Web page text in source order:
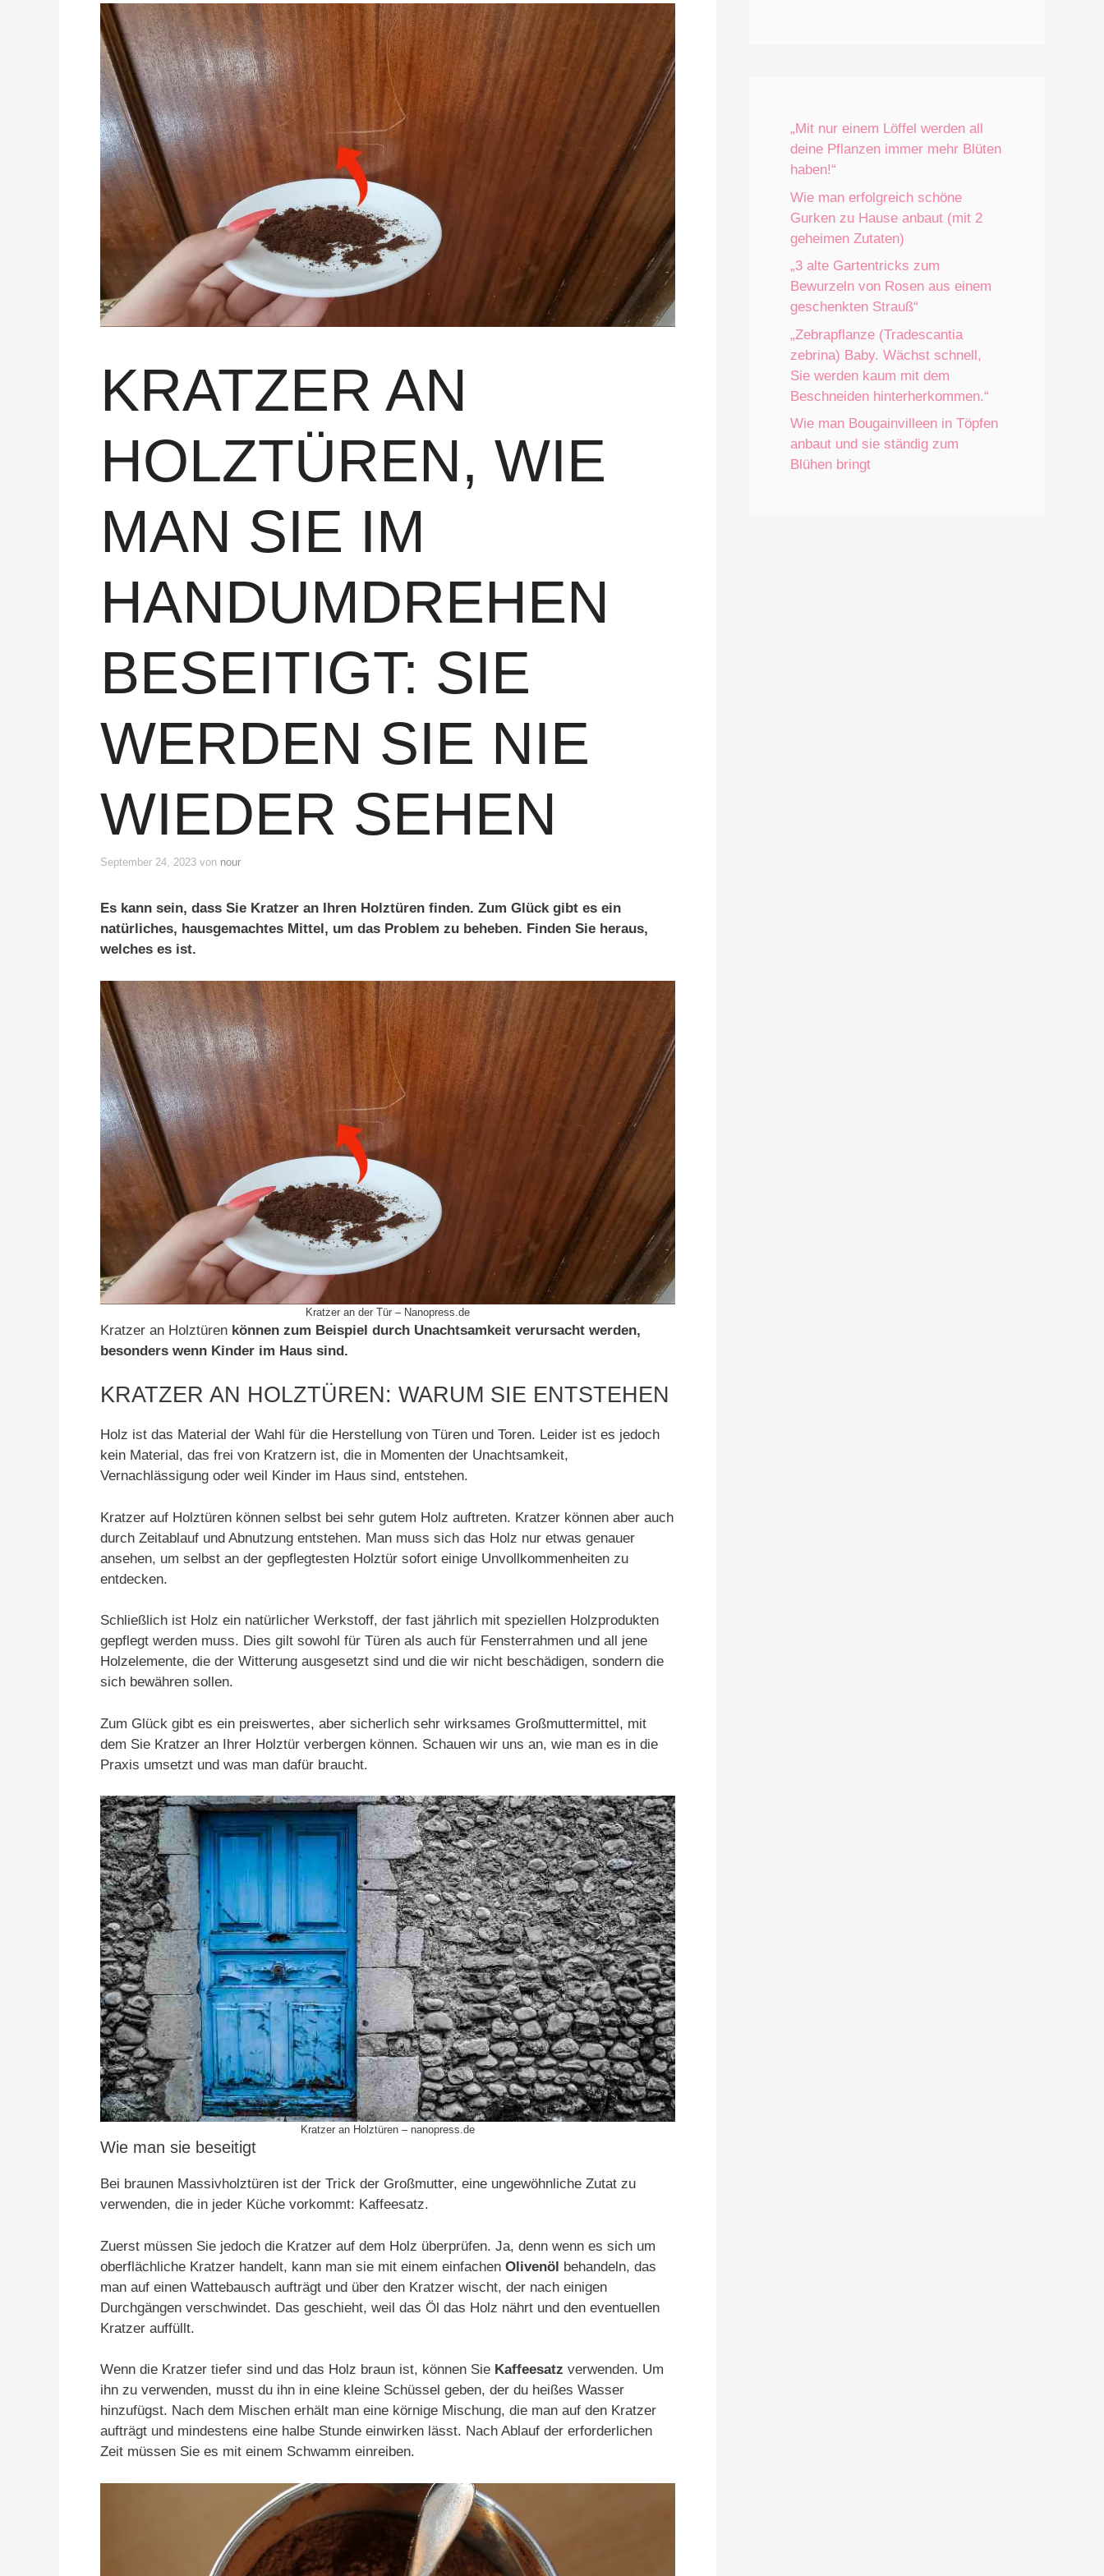
KRATZER AN
HOLZTÜREN, WIE
MAN SIE IM
HANDUMDREHEN
BESEITIGT: SIE
WERDEN SIE NIE
WIEDER SEHEN
September 24, 2023 von nour
Es kann sein, dass Sie Kratzer an Ihren Holztüren finden. Zum Glück gibt es ein
natürliches, hausgemachtes Mittel, um das Problem zu beheben. Finden Sie heraus,
welches es ist.
Kratzer an der Tür – Nanopress.de
Kratzer an Holztüren können zum Beispiel durch Unachtsamkeit verursacht werden,
besonders wenn Kinder im Haus sind.
KRATZER AN HOLZTÜREN: WARUM SIE ENTSTEHEN
Holz ist das Material der Wahl für die Herstellung von Türen und Toren. Leider ist es jedoch
kein Material, das frei von Kratzern ist, die in Momenten der Unachtsamkeit,
Vernachlässigung oder weil Kinder im Haus sind, entstehen.
Kratzer auf Holztüren können selbst bei sehr gutem Holz auftreten. Kratzer können aber auch
durch Zeitablauf und Abnutzung entstehen. Man muss sich das Holz nur etwas genauer
ansehen, um selbst an der gepflegtesten Holztür sofort einige Unvollkommenheiten zu
entdecken.
Schließlich ist Holz ein natürlicher Werkstoff, der fast jährlich mit speziellen Holzprodukten
gepflegt werden muss. Dies gilt sowohl für Türen als auch für Fensterrahmen und all jene
Holzelemente, die der Witterung ausgesetzt sind und die wir nicht beschädigen, sondern die
sich bewähren sollen.
Zum Glück gibt es ein preiswertes, aber sicherlich sehr wirksames Großmuttermittel, mit
dem Sie Kratzer an Ihrer Holztür verbergen können. Schauen wir uns an, wie man es in die
Praxis umsetzt und was man dafür braucht.
Kratzer an Holztüren – nanopress.de
Wie man sie beseitigt
Bei braunen Massivholztüren ist der Trick der Großmutter, eine ungewöhnliche Zutat zu
verwenden, die in jeder Küche vorkommt: Kaffeesatz.
Zuerst müssen Sie jedoch die Kratzer auf dem Holz überprüfen. Ja, denn wenn es sich um
oberflächliche Kratzer handelt, kann man sie mit einem einfachen Olivenöl behandeln, das
man auf einen Wattebausch aufträgt und über den Kratzer wischt, der nach einigen
Durchgängen verschwindet. Das geschieht, weil das Öl das Holz nährt und den eventuellen
Kratzer auffüllt.
Wenn die Kratzer tiefer sind und das Holz braun ist, können Sie Kaffeesatz verwenden. Um
ihn zu verwenden, musst du ihn in eine kleine Schüssel geben, der du heißes Wasser
hinzufügst. Nach dem Mischen erhält man eine körnige Mischung, die man auf den Kratzer
aufträgt und mindestens eine halbe Stunde einwirken lässt. Nach Ablauf der erforderlichen
Zeit müssen Sie es mit einem Schwamm einreiben.
„Mit nur einem Löffel werden all
deine Pflanzen immer mehr Blüten
haben!“
Wie man erfolgreich schöne
Gurken zu Hause anbaut (mit 2
geheimen Zutaten)
„3 alte Gartentricks zum
Bewurzeln von Rosen aus einem
geschenkten Strauß“
„Zebrapflanze (Tradescantia
zebrina) Baby. Wächst schnell,
Sie werden kaum mit dem
Beschneiden hinterherkommen.“
Wie man Bougainvilleen in Töpfen
anbaut und sie ständig zum
Blühen bringt